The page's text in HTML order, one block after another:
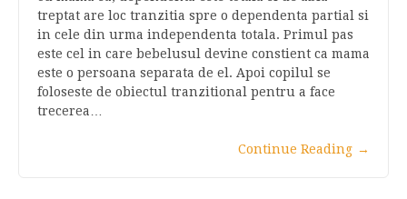
treptat are loc tranzitia spre o dependenta partial si
in cele din urma independenta totala. Primul pas
este cel in care bebelusul devine constient ca mama
este o persoana separata de el. Apoi copilul se
foloseste de obiectul tranzitional pentru a face
trecerea…
Continue Reading →